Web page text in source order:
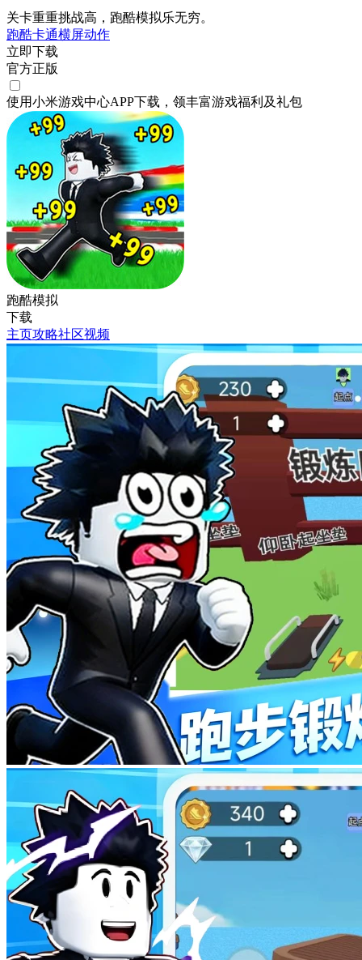
关卡重重挑战高，跑酷模拟乐无穷。
跑酷卡通横屏动作
立即下载
官方正版
使用小米游戏中心APP下载 ，领丰富游戏福利 及礼包
跑酷模拟
下载
主页攻略社区视频